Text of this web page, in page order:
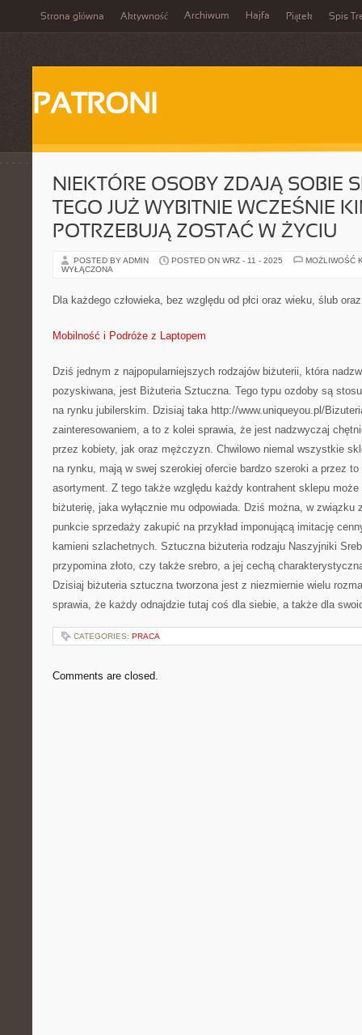
Strona główna Aktywność Archiwum Hajfa Piątek Spis
PATRONI
NIEKTÓRE OSOBY ZDAJĄ SOBIE
TEGO JUŻ WYBITNIE WCZEŚNIE
POTRZEBUJĄ ZOSTAĆ W ŻYCIU
POSTED BY ADMIN POSTED ON WRZ - 11 - 2025
MOŻLIWOŚĆ
WYŁĄCZONA
Dla każdego człowieka, bez względu od płci oraz wieku, ślub
Mobilność i Podróże z Laptopem
Dziś jednym z najpopularniejszych rodzajów biżuterii, która
pozyskiwana, jest Biżuteria Sztuczna. Tego typu ozdoby są
na rynku jubilerskim. Dzisiaj taka http://www.uniqueyou.pl/
zainteresowaniem, a to z kolei sprawia, że jest nadzwyczaj
przez kobiety, jak oraz mężczyzn. Chwilowo niemal wszystkie
na rynku, mają w swej szerokiej ofercie bardzo szeroki a przez
asortyment. Z tego także względu każdy kontrahent sklepu
biżuterię, jaka wyłącznie mu odpowiada. Dziś można, w związku
punkcie sprzedaży zakupić na przykład imponującą imitację
kamieni szlachetnych. Sztuczna biżuteria rodzaju Naszyjniki
przypomina złoto, czy także srebro, a jej cechą
Dzisiaj biżuteria sztuczna tworzona jest z niezmiernie wielu
sprawia, że każdy odnajdzie tutaj coś dla siebie, a także dla
CATEGORIES: PRACA
Comments are closed.